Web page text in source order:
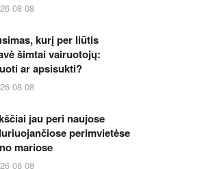
08 08
kurį per liūtis
šimtai vairuotojų:
ar apsisukti?
08 08
jau peri naujose
perimvietėse
mariose
08 08